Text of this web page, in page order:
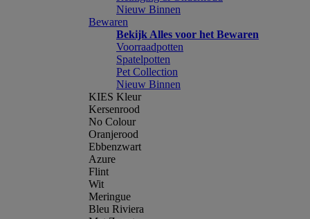
Nieuw Binnen
Bewaren
Bekijk Alles voor het Bewaren
Voorraadpotten
Spatelpotten
Pet Collection
Nieuw Binnen
KIES Kleur
Kersenrood
No Colour
Oranjerood
Ebbenzwart
Azure
Flint
Wit
Meringue
Bleu Riviera